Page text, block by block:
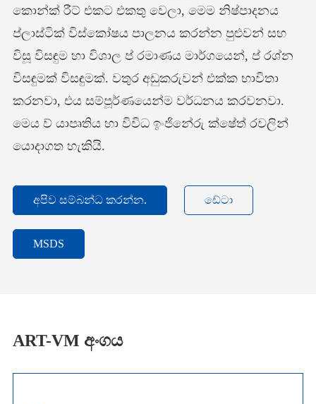
කොන්ක් රීට් එකට එකතු වෙලා, මෙම නිෂ්පාදනය
ප්ලාස්ටික් විස්කෝෂය පාලනය කරන්න පුළුවන් සහ
විසූ විසඳුම හා විශාල ප් රමාණය මාර්ගයෙන්, ප් රශ්න
විසඳුමක් විසඳුමක්. වතුර අඩුකරුවන් එක්ක භාවිතා
කරනවා, එය සම්පූර්ණයෙන්ම වර්ධනය කරවනවා.
මෙය ව් යාපෘතිය හා විවිධ ඉංජිනේරු ක්ෂේත් රවලින්
යොදාගත හැකියි.
අපිව සම්බන්ධ කරන්න. ඩේටා
MSDS
ART-VM අංගය